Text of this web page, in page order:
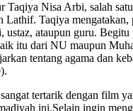
Taqiya Nisa Arbi, salah
Lathif. Taqiya mengatakan,
ustaz, ataupun guru. Begitu
itu dari NU maupun
tentang agama dan
tertarik dengan film
ini.Selain ingin